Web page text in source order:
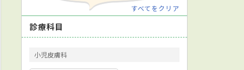
すべてをクリア
診療科目
小児皮膚科